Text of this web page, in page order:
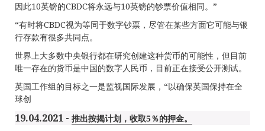
因此10英镑的CBDC将永远与10英镑的钞票价值相同。”
“有时将CBDC视为等同于数字钞票，尽管在某些方面它可能与银
行存款有很多共同点。
世界上大多数中央银行都在研究创建这种货币的可能性，但目前
唯一存在的货币是中国的数字人民币，目前正在接受公开测试。
英国工作组的目标之一是监视国际发展，“以确保英国保持在全
球创
19.04.2021 - 推出按揭计划，收取5％的押金。